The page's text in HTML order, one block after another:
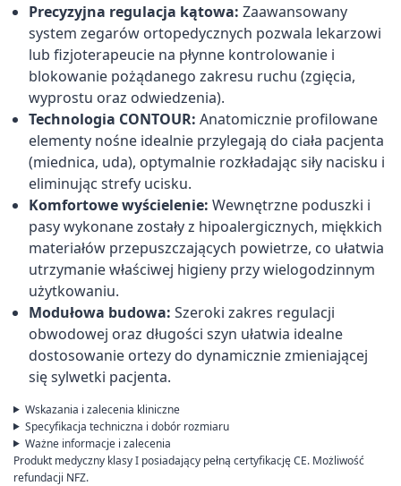
Precyzyjna regulacja kątowa: Zaawansowany
system zegarów ortopedycznych pozwala lekarzowi
lub fizjoterapeucie na płynne kontrolowanie i
blokowanie pożądanego zakresu ruchu (zgięcia,
wyprostu oraz odwiedzenia).
Technologia CONTOUR: Anatomicznie profilowane
elementy nośne idealnie przylegają do ciała pacjenta
(miednica, uda), optymalnie rozkładając siły nacisku i
eliminując strefy ucisku.
Komfortowe wyścielenie: Wewnętrzne poduszki i
pasy wykonane zostały z hipoalergicznych, miękkich
materiałów przepuszczających powietrze, co ułatwia
utrzymanie właściwej higieny przy wielogodzinnym
użytkowaniu.
Modułowa budowa: Szeroki zakres regulacji
obwodowej oraz długości szyn ułatwia idealne
dostosowanie ortezy do dynamicznie zmieniającej
się sylwetki pacjenta.
Wskazania i zalecenia kliniczne
Specyfikacja techniczna i dobór rozmiaru
Ważne informacje i zalecenia
Produkt medyczny klasy I posiadający pełną certyfikację CE. Możliwość
refundacji NFZ.